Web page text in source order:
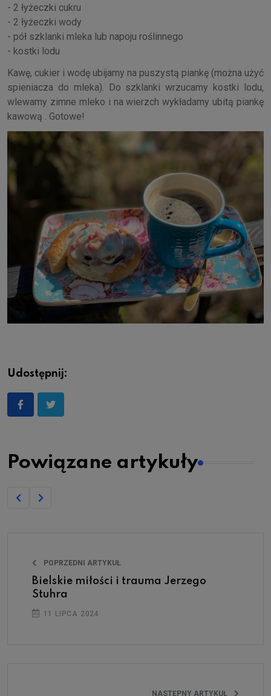
- 2 łyżeczki cukru
- 2 łyżeczki wody
- pół szklanki mleka lub napoju roślinnego
- kostki lodu
Kawę, cukier i wodę ubijamy na puszystą piankę (można użyć
spieniacza do mleka). Do szklanki wrzucamy kostki lodu,
wlewamy zimne mleko i na wierzch wykładamy ubitą piankę
kawową . Gotowe!
Udostępnij:
Powiązane artykuły
POPRZEDNI ARTYKUŁ
Bielskie miłości i trauma Jerzego
Stuhra
11 LIPCA 2024
NASTĘPNY ARTYKUŁ